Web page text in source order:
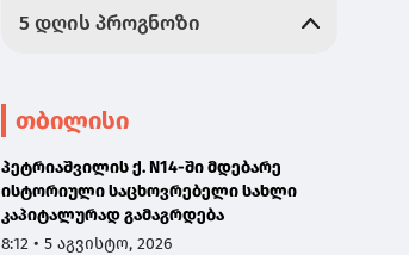
თბილისი
პეტრიაშვილის ქ. N14-ში მდებარე
ისტორიული საცხოვრებელი სახლი
კაპიტალურად გამაგრდება
8:12 • 5 აგვისტო, 2026